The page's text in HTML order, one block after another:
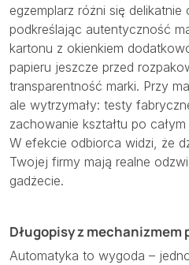
egzemplarz różni się delikatnie
podkreślając autentyczność
kartonu z okienkiem
papieru jeszcze przed
transparentność marki. Przy
ale wytrzymały: testy
zachowanie kształtu po
W efekcie odbiorca widzi, że
Twojej firmy mają realne
gadżecie.
Długopisy z mechanizmem
Automatyka to wygoda –